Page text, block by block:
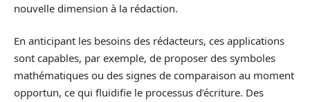
nouvelle dimension à la rédaction.
En anticipant les besoins des rédacteurs, ces applications
sont capables, par exemple, de proposer des symboles
mathématiques ou des signes de comparaison au moment
opportun, ce qui fluidifie le processus d’écriture. Des